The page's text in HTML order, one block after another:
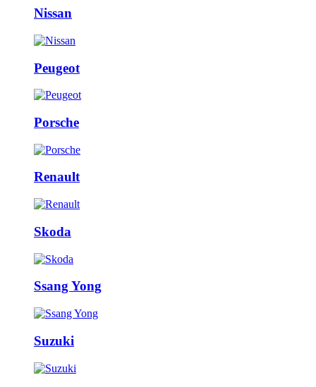
Nissan
Peugeot
Porsche
Renault
Skoda
Ssang Yong
Suzuki